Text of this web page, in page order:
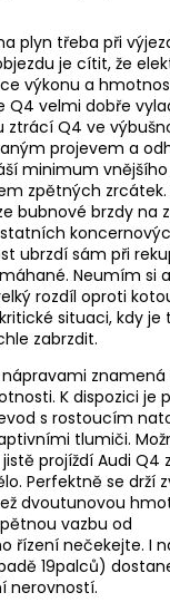
plyn třeba při
je cítit, že
výkonu a
Q4 velmi dobře
ztrácí Q4 ve
projevem a
minimum vnějšího
zpětných zrcátek.
bubnové brzdy na
ubrzdí sám při
Neumím si
rozdíl oproti
situaci, kdy je
zabrzdit.
znamená
K dispozici je
s rostoucím
tlumiči.
projíždí Audi Q4
Perfektně se drží
dvoutunovou
vazbu od
řízení nečekejte. I
19palců)
nerovností.